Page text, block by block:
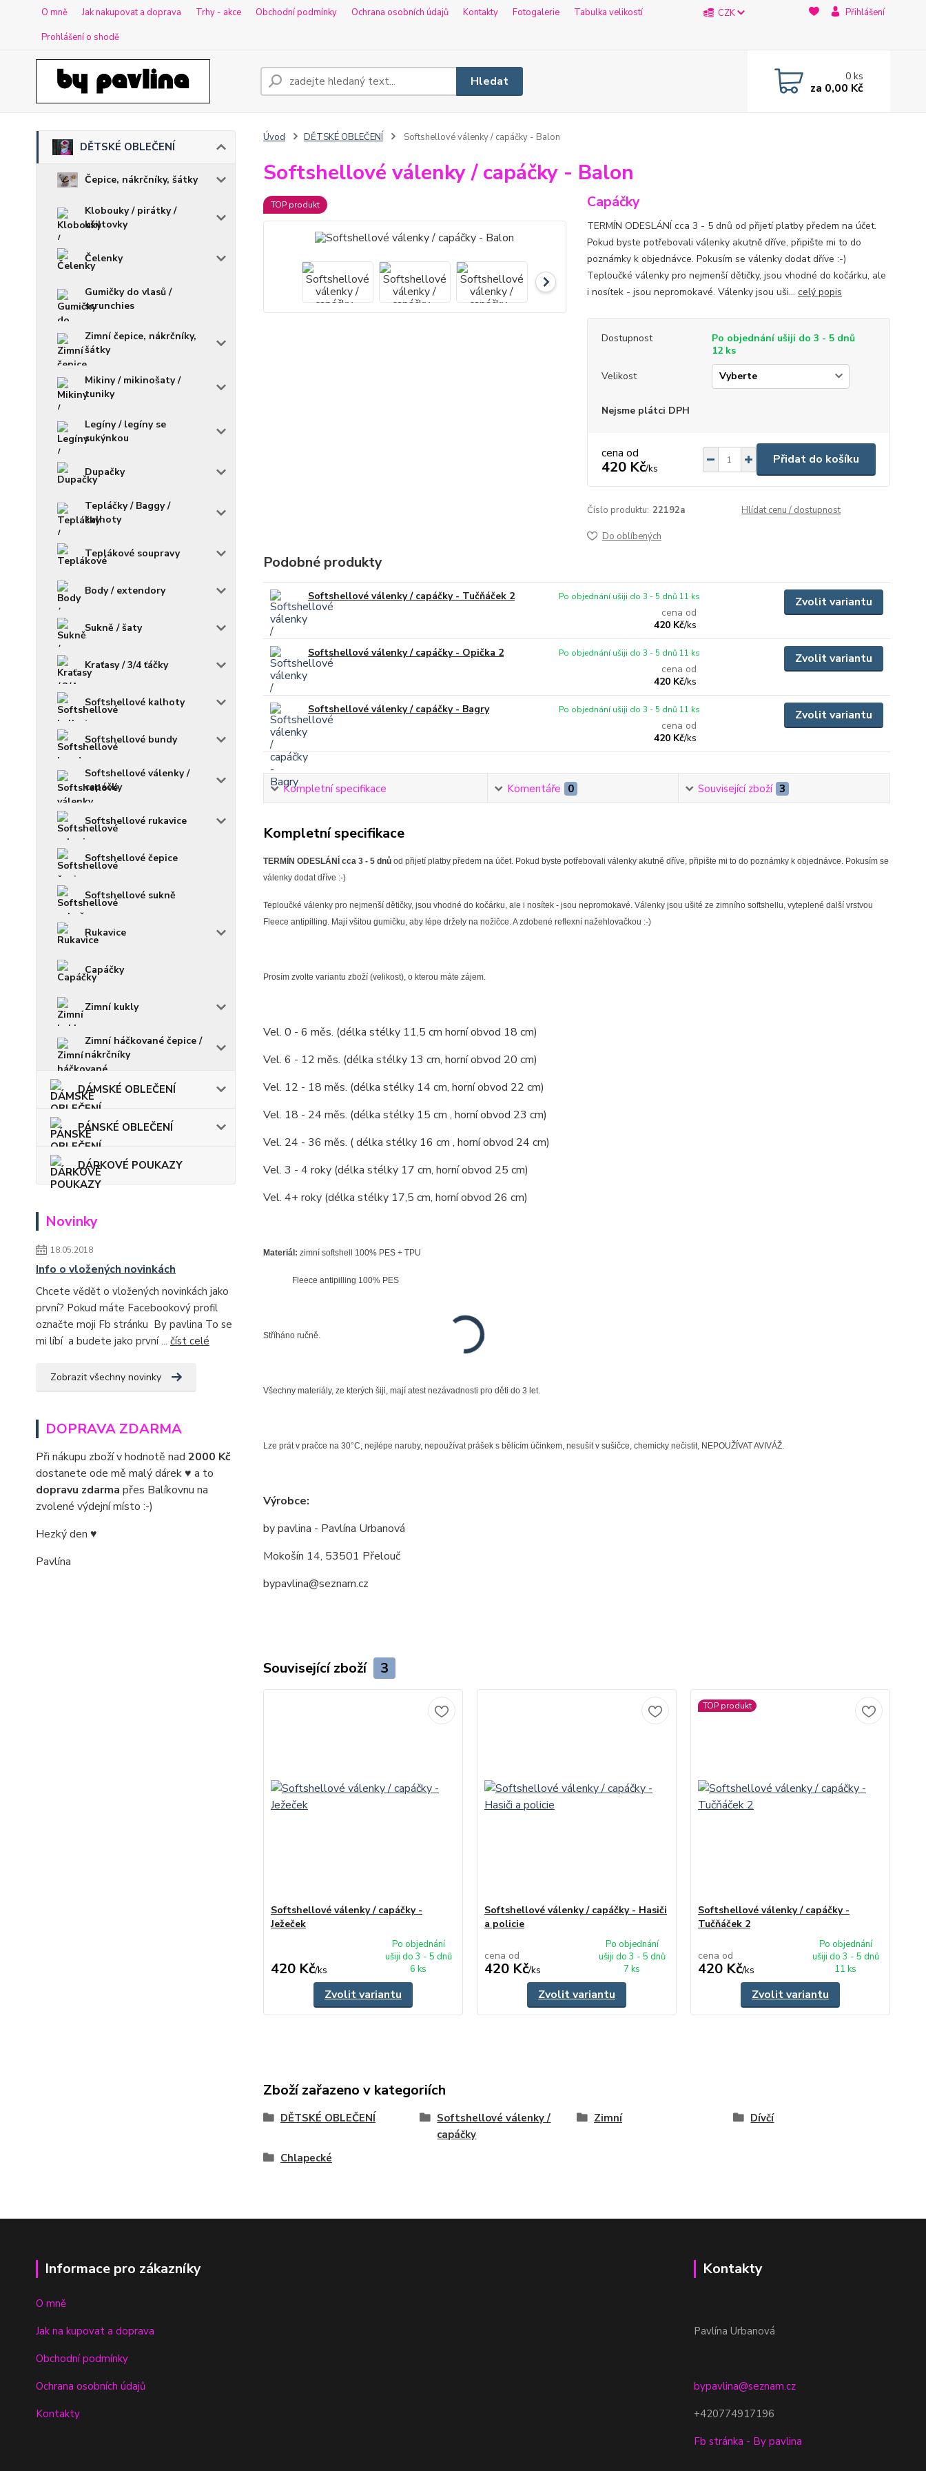
O mně Jak nakupovat a doprava Trhy - akce Obchodní podmínky Ochrana osobních údajů Kontakty Fotogalerie
Tabulka velikostí
Prohlášení o shodě
CZK Přihlášení
Hledat 0ks
za 0,00 Kč
DĚTSKÉ OBLEČENÍ
Čepice, nákrčníky, šátky
Klobouky / pirátky /
kšiltovky
Čelenky
Gumičky do vlasů /
scrunchies
Zimní čepice, nákrčníky,
šátky
Mikiny / mikinošaty /
tuniky
Legíny / legíny se
sukýnkou
Dupačky
Tepláčky / Baggy /
kalhoty
Teplákové soupravy
Body / extendory
Sukně / šaty
Kraťasy / 3/4 ťáčky
Softshellové kalhoty
Softshellové bundy
Softshellové válenky /
capáčky
Softshellové rukavice
Softshellové čepice
Softshellové sukně
Rukavice
Capáčky
Zimní kukly
Zimní háčkované čepice /
nákrčníky
DÁMSKÉ OBLEČENÍ
PÁNSKÉ OBLEČENÍ
DÁRKOVÉ POUKAZY
Novinky
18.05.2018
Info o vložených novinkách
Chcete vědět o vložených novinkách jako
první? Pokud máte Facebookový profil
označte moji Fb stránku By pavlina To se
mi líbí a budete jako první ... číst celé
Zobrazit všechny novinky
DOPRAVA ZDARMA
Při nákupu zboží v hodnotě nad 2000 Kč
dostanete ode mě malý dárek ♥ a to
dopravu zdarma přes Balíkovnu na
zvolené výdejní místo :-)
Hezký den ♥
Pavlína
Úvod DĚTSKÉ OBLEČENÍ Softshellové válenky / capáčky - Balon
Softshellové válenky / capáčky - Balon
TOP produkt Capáčky
TERMÍN ODESLÁNÍ cca 3 - 5 dnů od přijetí platby předem na účet.
Pokud byste potřebovali válenky akutně dříve, připište mi to do
poznámky k objednávce. Pokusím se válenky dodat dříve :-)
Teploučké válenky pro nejmenší dětičky, jsou vhodné do kočárku, ale
i nosítek - jsou nepromokavé. Válenky jsou uši... celý popis
Dostupnost
Po objednání ušiji do 3 - 5 dnů
12 ks
Velikost
Nejsme plátci DPH
cena od
420 Kč/ks
Přidat do košíku
Číslo produktu: 22192a Hlídat cenu / dostupnost
Do oblíbených
Podobné produkty
Softshellové válenky / capáčky - Tučňáček 2
cena od
420 Kč/ks
Po objednání ušiji do 3 - 5 dnů 11 ks Zvolit variantu
Softshellové válenky / capáčky - Opička 2
cena od
420 Kč/ks
Po objednání ušiji do 3 - 5 dnů 11 ks Zvolit variantu
Softshellové válenky / capáčky - Bagry
cena od
420 Kč/ks
Po objednání ušiji do 3 - 5 dnů 11 ks Zvolit variantu
Kompletní specifikace Komentáře 0 Související zboží 3
Kompletní specifikace
TERMÍN ODESLÁNÍ cca 3 - 5 dnů od přijetí platby předem na účet. Pokud byste potřebovali válenky akutně dříve, připište mi to do poznámky k objednávce. Pokusím se
válenky dodat dříve :-)
Teploučké válenky pro nejmenší dětičky, jsou vhodné do kočárku, ale i nosítek - jsou nepromokavé. Válenky jsou ušité ze zimního softshellu, vyteplené další vrstvou
Fleece antipilling. Mají všitou gumičku, aby lépe držely na nožičce. A zdobené reflexní nažehlovačkou :-)
Prosím zvolte variantu zboží (velikost), o kterou máte zájem.
Vel. 0 - 6 měs. (délka stélky 11,5 cm horní obvod 18 cm)
Vel. 6 - 12 měs. (délka stélky 13 cm, horní obvod 20 cm)
Vel. 12 - 18 měs. (délka stélky 14 cm, horní obvod 22 cm)
Vel. 18 - 24 měs. (délka stélky 15 cm , horní obvod 23 cm)
Vel. 24 - 36 měs. ( délka stélky 16 cm , horní obvod 24 cm)
Vel. 3 - 4 roky (délka stélky 17 cm, horní obvod 25 cm)
Vel. 4+ roky (délka stélky 17,5 cm, horní obvod 26 cm)
Materiál: zimní softshell 100% PES + TPU
Fleece antipilling 100% PES
Stříháno ručně.
Všechny materiály, ze kterých šiji, mají atest nezávadnosti pro děti do 3 let.
Lze prát v pračce na 30°C, nejlépe naruby, nepoužívat prášek s bělícím účinkem, nesušit v sušičce, chemicky nečistit, NEPOUŽÍVAT AVIVÁŽ.
Výrobce:
by pavlina - Pavlína Urbanová
Mokošín 14, 53501 Přelouč
bypavlina@seznam.cz
Související zboží 3
Softshellové válenky / capáčky -
Ježeček
420 Kč/ks
Po objednání
ušiji do 3 - 5 dnů
6 ks
Zvolit variantu
Softshellové válenky / capáčky - Hasiči
a policie
cena od
420 Kč/ks
Po objednání
ušiji do 3 - 5 dnů
7 ks
Zvolit variantu
TOP produkt
Softshellové válenky / capáčky -
Tučňáček 2
cena od
420 Kč/ks
Po objednání
ušiji do 3 - 5 dnů
11 ks
Zvolit variantu
Zboží zařazeno v kategoriích
DĚTSKÉ OBLEČENÍ
Softshellové válenky /
capáčky
Zimní Dívčí
Chlapecké
Informace pro zákazníky
O mně
Jak na kupovat a doprava
Obchodní podmínky
Ochrana osobních údajů
Kontakty
Kontakty
Pavlína Urbanová
bypavlina@seznam.cz
+420774917196
Fb stránka - By pavlina